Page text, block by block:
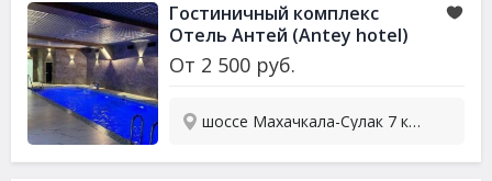
Гостиничный комплекс
Отель Антей (Antey hotel)
От 2 500 руб.
шоссе Махачкала-Сулак 7 километр, 3